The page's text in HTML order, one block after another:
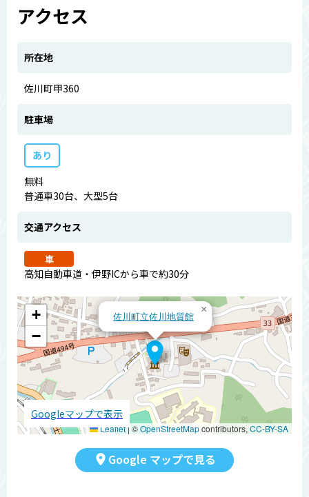
アクセス
所在地
佐川町甲360
駐車場
あり
無料
普通車30台、大型5台
交通アクセス
車
高知自動車道・伊野ICから車で約30分
佐川町立佐川地質館
×
+
−
Leaflet|©OpenStreetMapcontributors, CC-BY-SA
Googleマップで表示
Google マップで見る